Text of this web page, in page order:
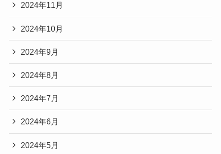
2024年11月
2024年10月
2024年9月
2024年8月
2024年7月
2024年6月
2024年5月